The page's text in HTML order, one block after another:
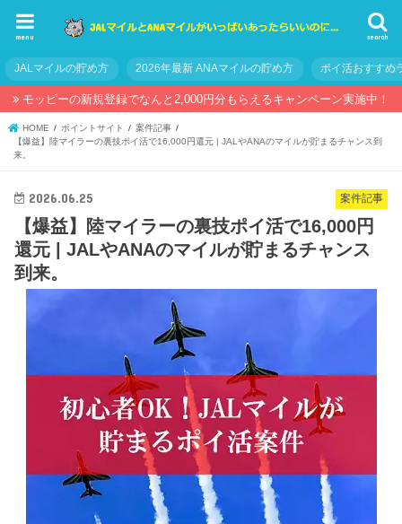
search
menu
JALマイルの貯め方 2026年最新 ANAマイルの貯め方 ポイ活おすすめ
モッピーの新規登録でなんと2,000円分もらえるキャンペーン実施中！
HOME ポイントサイト
案件記事
【爆益】陸マイラーの裏技ポイ活で16,000円還元 | JALやANAのマイルが貯まるチャンス到
来。
案件記事
2026.06.25
【爆益】陸マイラーの裏技ポイ活で16,000円
還元 | JALやANAのマイルが貯まるチャンス
到来。